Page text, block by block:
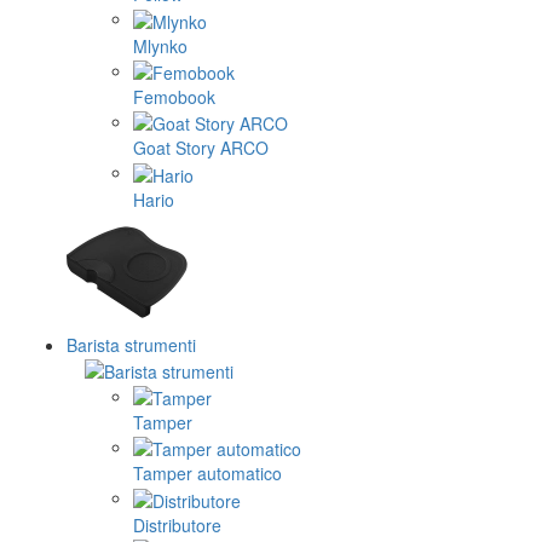
Mlynko
Femobook
Goat Story ARCO
Hario
Barista strumenti
Tamper
Tamper automatico
Distributore